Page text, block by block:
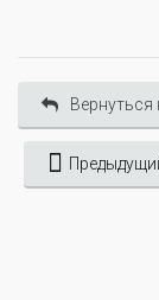
Вернуться